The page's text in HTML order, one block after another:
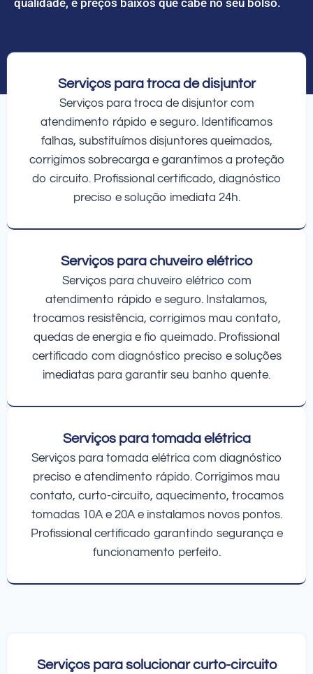
Serviços para troca de disjuntor
Serviços para troca de disjuntor com
atendimento rápido e seguro. Identificamos
falhas, substituímos disjuntores queimados,
corrigimos sobrecarga e garantimos a proteção
do circuito. Profissional certificado, diagnóstico
preciso e solução imediata 24h.
Serviços para chuveiro elétrico
Serviços para chuveiro elétrico com
atendimento rápido e seguro. Instalamos,
trocamos resistência, corrigimos mau contato,
quedas de energia e fio queimado. Profissional
certificado com diagnóstico preciso e soluções
imediatas para garantir seu banho quente.
Serviços para tomada elétrica
Serviços para tomada elétrica com diagnóstico
preciso e atendimento rápido. Corrigimos mau
contato, curto-circuito, aquecimento, trocamos
tomadas 10A e 20A e instalamos novos pontos.
Profissional certificado garantindo segurança e
funcionamento perfeito.
Serviços para solucionar curto-circuito